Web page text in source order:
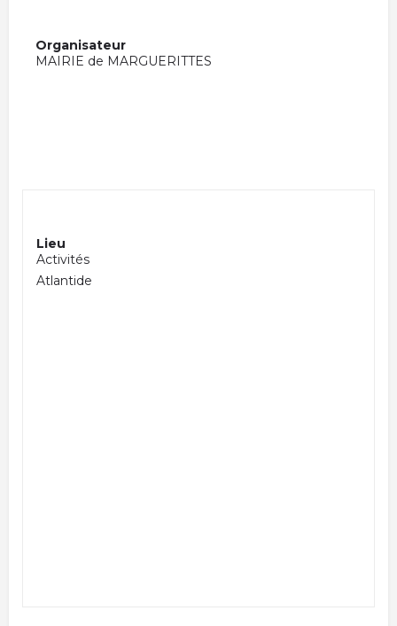
Organisateur
MAIRIE de MARGUERITTES
Lieu
Activités
Atlantide